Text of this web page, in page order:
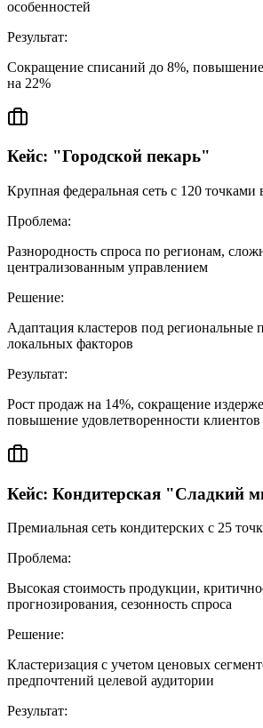
особенностей
Результат:
Сокращение списаний до 8%, повышение
на 22%
Кейс: "Городской пекарь"
Крупная федеральная сеть с 120 точками
Проблема:
Разнородность спроса по регионам,
централизованным управлением
Решение:
Адаптация кластеров под региональные
локальных факторов
Результат:
Рост продаж на 14%, сокращение
повышение удовлетворенности клиентов
Кейс: Кондитерская "Сладкий
Премиальная сеть кондитерских с 25
Проблема:
Высокая стоимость продукции,
прогнозирования, сезонность спроса
Решение:
Кластеризация с учетом ценовых
предпочтений целевой аудитории
Результат: